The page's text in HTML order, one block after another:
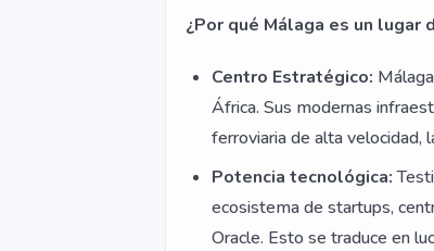
¿Por qué Málaga es un lugar
Centro Estratégico:
África. Sus modernas
ferroviaria de alta velocidad,
Potencia tecnológica:
ecosistema de startups,
Oracle. Esto se traduce en